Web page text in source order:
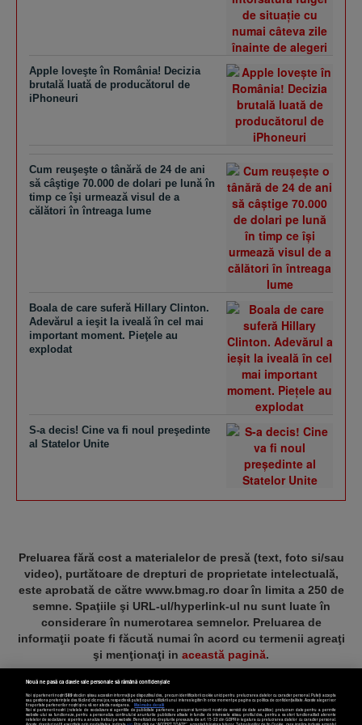
Apple loveşte în România! Decizia
brutală luată de producătorul de
iPhoneuri
Cum reuşeşte o tânără de 24 de ani
să câştige 70.000 de dolari pe lună în
timp ce îşi urmează visul de a
călători în întreaga lume
Boala de care suferă Hillary Clinton.
Adevărul a ieşit la iveală în cel mai
important moment. Pieţele au
explodat
S-a decis! Cine va fi noul preşedinte
al Statelor Unite
Preluarea fără cost a materialelor de presă (text, foto si/sau
video), purtătoare de drepturi de proprietate intelectuală,
este aprobată de către www.bmag.ro doar în limita a 250 de
semne. Spaţiile şi URL-ul/hyperlink-ul nu sunt luate în
considerare în numerotarea semnelor. Preluarea de
informaţii poate fi făcută numai în acord cu termenii agreaţi
şi menţionaţi in această pagină.
Termeni și condiții Confidențialitate Cookies Contact
Nouă ne pasă ca datele tale personale să rămână confidențiale
Noi și partenerii noștri589stocăm și/sau accesăm informații pe dispozitivul dvs., precum identificatorii cookie unici pentru prelucrarea datelor cu caracter personal. Puteți accepta
sau gestiona preferințele dvs. făcând clic mai jos, respectiv vă puteți opune utilizării unui interes legitim în orice moment pe pagina cu politica de confidențialitate. Aceste alegeri vor
fi raportate partenerilor noștri și nu vă vor afecta navigarea.
Mai multe detalii
Noi si partenerii nostri (retelele de socializare si agentiile de publicitate partenere, precum si furnizorii nostri de servicii de date analitice) prelucram date pentru a permite
website-ului sa functioneze, pentru a personaliza continutul si anunturile publicitare afisate in functie de interesele si/sau profilul dvs., pentru a va oferi functionalitati aferente
retelelor de socializare si pentru a analiza traficul pe website. Beneficiati de drepturile prevazute de art. 15-22 din GDPR in legatura cu prelucrarea datelor cu caracter personal.
Aceste drepturi pot fi exercitate prin modalitatea indicataaici. Prin click pe “ACCEPT TOATE”, acceptati folosirea tuturor Tehnologiilor de tip Cookie, care implica inclusiv acceptul